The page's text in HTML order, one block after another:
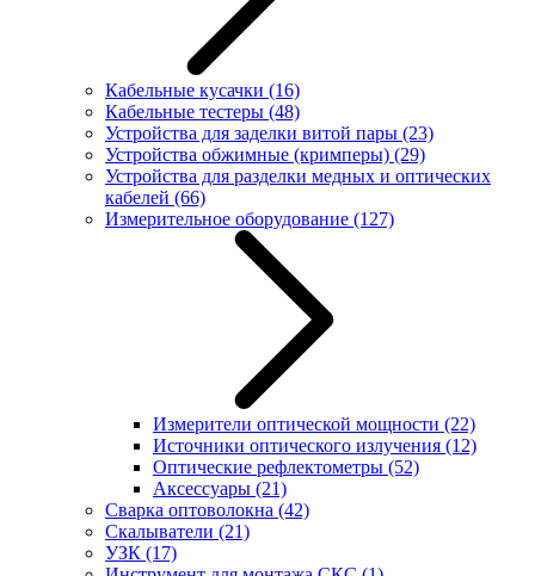
Кабельные кусачки (16)
Кабельные тестеры (48)
Устройства для заделки витой пары (23)
Устройства обжимные (кримперы) (29)
Устройства для разделки медных и оптических
кабелей (66)
Измерительное оборудование (127)
Измерители оптической мощности (22)
Источники оптического излучения (12)
Оптические рефлектометры (52)
Аксессуары (21)
Сварка оптоволокна (42)
Скалыватели (21)
УЗК (17)